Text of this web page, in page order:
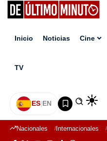
Inicio Noticias Cine
TV
ES|EN
Nacionales Internacionales